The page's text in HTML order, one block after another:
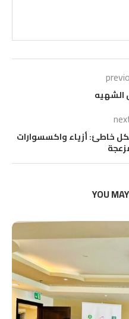
الشهيه
خاطئ: أزياء واكسسوارات
YOU